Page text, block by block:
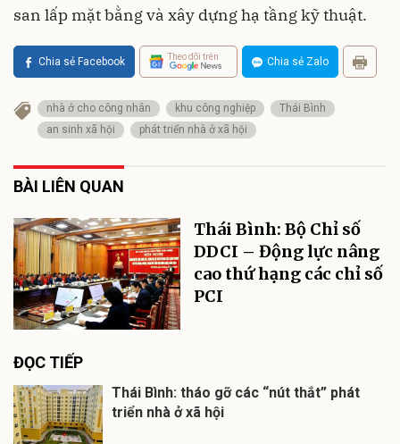
san lấp mặt bằng và xây dựng hạ tầng kỹ thuật.
Chia sẻ Facebook Theo dõi trên Chia sẻ Zalo
nhà ở cho công nhân khu công nghiệp
Thái Bình
an sinh xã hội
phát triển nhà ở xã hội
BÀI LIÊN QUAN
Thái Bình: Bộ Chỉ số
DDCI – Động lực nâng
cao thứ hạng các chỉ số
PCI
ĐỌC TIẾP
Thái Bình: tháo gỡ các “nút thắt” phát
triển nhà ở xã hội